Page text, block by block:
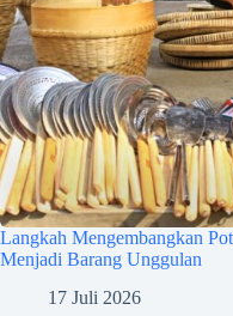
Langkah Mengembangkan
Menjadi Barang Unggulan
17 Juli 2026